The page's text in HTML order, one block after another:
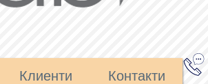
Клиенти Контакти